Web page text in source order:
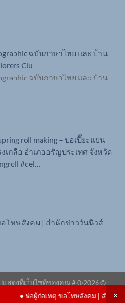
ฉบับภาษาไทย และ บ้าน
Clu
ฉบับภาษาไทย และ บ้าน
roll making – ปอเปี๊ยะแบน
เกลือ อำเภออรัญประเทศ จังหวัด
#del…
โทษสังคม | สำนักข่าววันนิวส์
แสดงที่เว็บไซท์ของคุณ #0/2026 ©
ด่วน.com
อผู้ก่อเหตุ ขอโทษสังคม | สำนักข่าววันนิวส์
×